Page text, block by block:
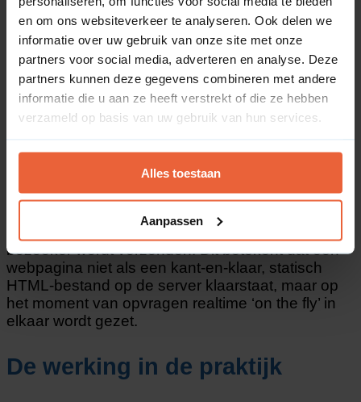
en om ons websiteverkeer te analyseren. Ook delen we
informatie over uw gebruik van onze site met onze
partners voor social media, adverteren en analyse. Deze
partners kunnen deze gegevens combineren met andere
informatie die u aan ze heeft verstrekt of die ze hebben
verzameld op basis van uw gebruik van hun services.
Alles toestaan
Aanpassen
Wat is server-side
scripting?
binnen de ontwikkeling van dynamische websites
en webapplicaties, waarbij de programmacode
volledig wordt uitgevoerd op de webserver
voordat het resultaat naar de browser van de
bezoeker wordt verzonden. Dit betekent dat een
webpagina niet als een kant-en-klaar, statisch
HTML-bestand op de server klaarstaat, maar op
het moment van opvragen realtime ‘on the fly’ in
elkaar wordt gezet.
De werking in de praktijk